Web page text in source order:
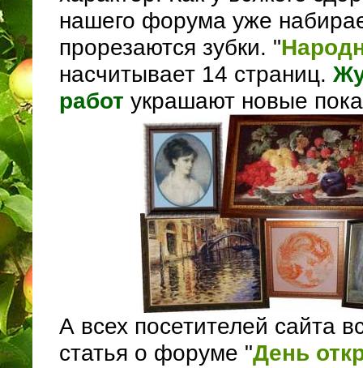
нашего форума уже
прорезаются зубки. "
насчитывает 14 страниц.
работ украшают новые
А всех посетителей сайта
статья о форуме "День